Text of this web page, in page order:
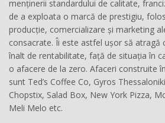
menținerii standardului de calitate,
de a exploata o marcă de prestigiu,
producție, comercializare și marketing
consacrate. Îi este astfel ușor să atragă
înalt de rentabilitate, față de situația în
o afacere de la zero. Afaceri construite
sunt Ted’s Coffee Co, Gyros
Chopstix, Salad Box, New York Pizza,
Meli Melo etc.